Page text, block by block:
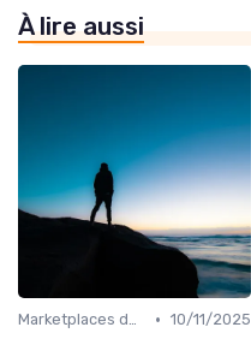
À lire aussi
Marketplaces de leadgen • 10/11/2025